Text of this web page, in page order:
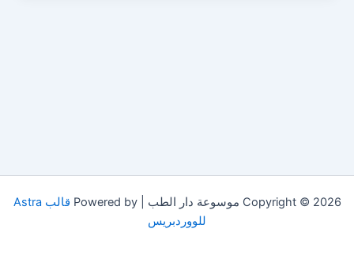
Copyright © 2026 موسوعة دار الطب | Powered by
قالب Astra
للووردبريس